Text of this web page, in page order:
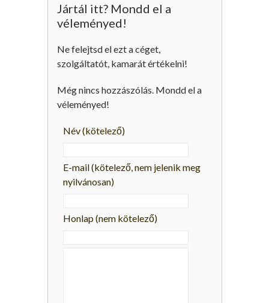
Jártál itt? Mondd el a
véleményed!
Ne felejtsd el ezt a céget,
szolgáltatót, kamarát értékelni!
Még nincs hozzászólás. Mondd el a
véleményed!
Név(kötelező)
E-mail(kötelező, nem jelenik meg
nyilvánosan)
Honlap (nem kötelező)